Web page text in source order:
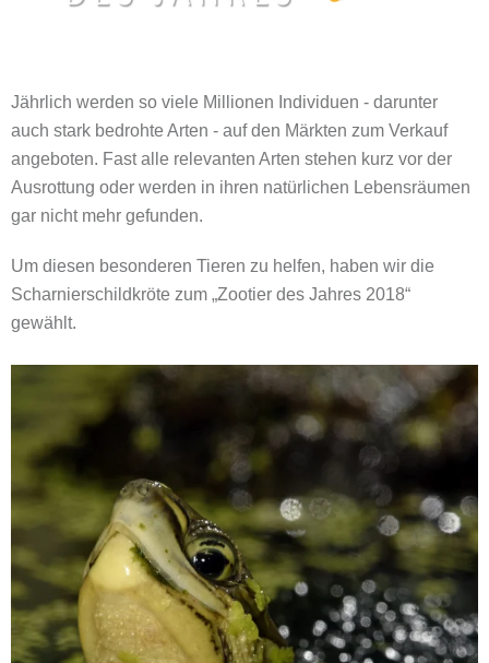
Jährlich werden so viele Millionen Individuen - darunter
auch stark bedrohte Arten - auf den Märkten zum Verkauf
angeboten. Fast alle relevanten Arten stehen kurz vor der
Ausrottung oder werden in ihren natürlichen Lebensräumen
gar nicht mehr gefunden.
Um diesen besonderen Tieren zu helfen, haben wir die
Scharnierschildkröte zum „Zootier des Jahres 2018“
gewählt.